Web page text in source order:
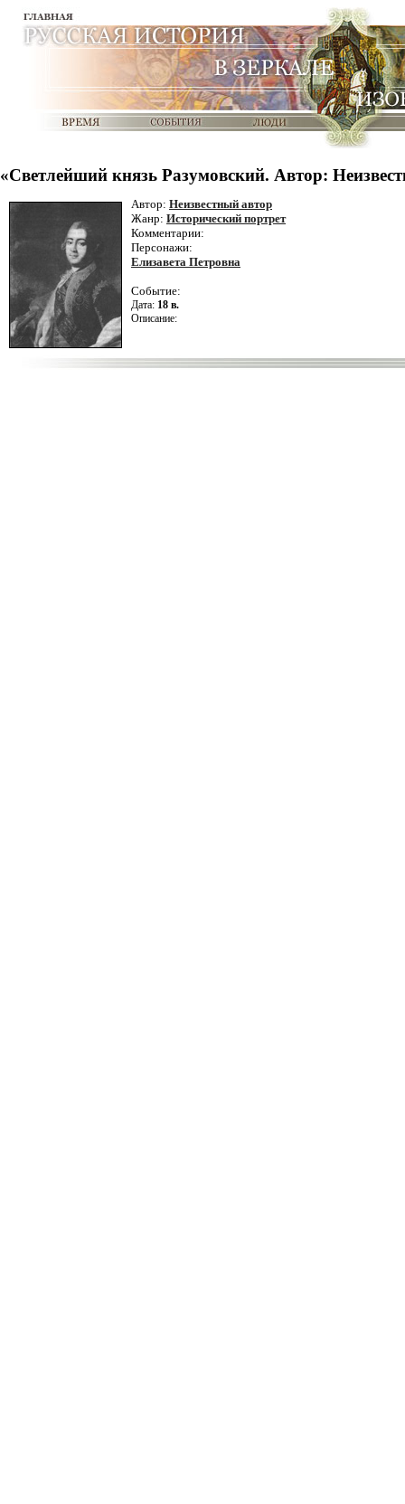
«Светлейший князь Разумовский. Автор:
Автор: Неизвестный автор
Жанр: Исторический портрет
Комментарии:
Персонажи:
Елизавета Петровна
Событие:
Дата: 18 в.
Описание: